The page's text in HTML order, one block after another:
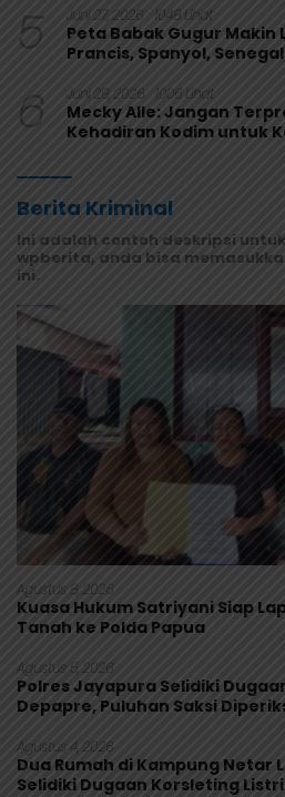
5 Juni 27, 2026 1048 Lihat
Peta Babak Gugur Makin
Prancis, Spanyol,
6 Juni 29, 2026 1006 Lihat
Mecky Alle: Jangan
Kehadiran Kodim untuk
Berita Kriminal
Ini adalah contoh deskripsi
wpberita, anda bisa
ini.
Agustus 8, 2026
Kuasa Hukum Satriyani Siap
Tanah ke Polda Papua
Agustus 5, 2026
Polres Jayapura Selidiki
Depapre, Puluhan Saksi
Agustus 4, 2026
Dua Rumah di Kampung Netar
Selidiki Dugaan Korsleting